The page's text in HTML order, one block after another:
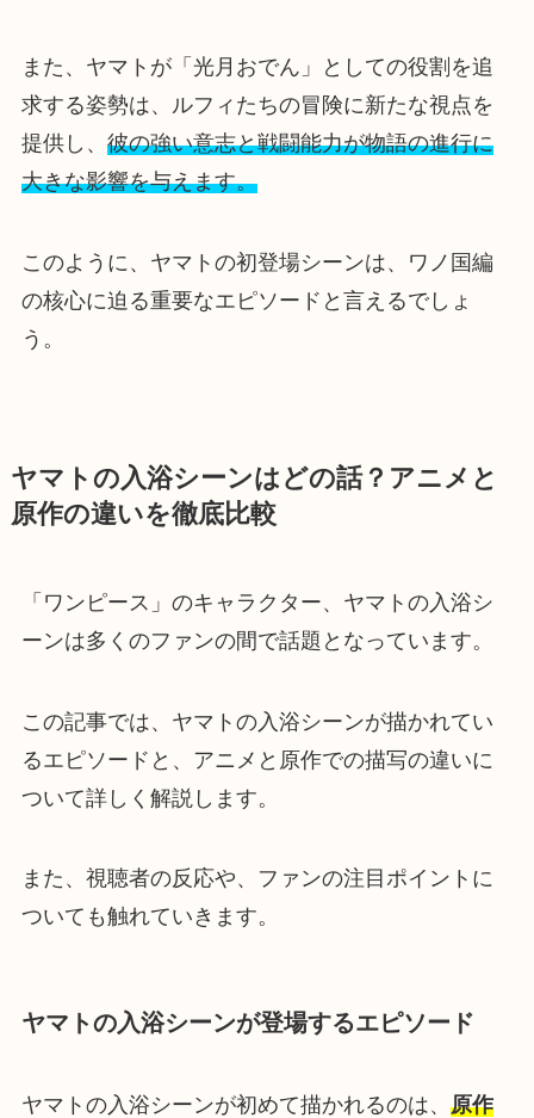
また、ヤマトが「光月おでん」としての役割を追
求する姿勢は、ルフィたちの冒険に新たな視点を
提供し、 彼の強い意志と戦闘能力が物語の進行に
大きな影響を与えます。
このように、ヤマトの初登場シーンは、ワノ国編
の核心に迫る重要なエピソードと言えるでしょ
う。
ヤマトの入浴シーンはどの話？アニメと
原作の違いを徹底比較
「ワンピース」のキャラクター、ヤマトの入浴シ
ーンは多くのファンの間で話題となっています。
この記事では、ヤマトの入浴シーンが描かれてい
るエピソードと、アニメと原作での描写の違いに
ついて詳しく解説します。
また、視聴者の反応や、ファンの注目ポイントに
ついても触れていきます。
ヤマトの入浴シーンが登場するエピソード
ヤマトの入浴シーンが初めて描かれるのは、 原作